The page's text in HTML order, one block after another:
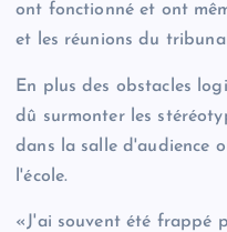
ont fonctionné et ont
et les réunions du
En plus des obstacles
dû surmonter les
dans la salle d'audience
l'école.
«J'ai souvent été frappé